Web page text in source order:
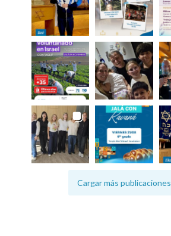
Cargar más publicaciones